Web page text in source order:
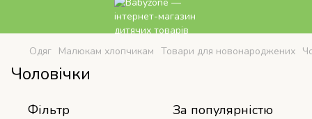
Одяг Малюкам хлопчикам Товари для новонароджених
Чоловічки
Фільтр За популярністю